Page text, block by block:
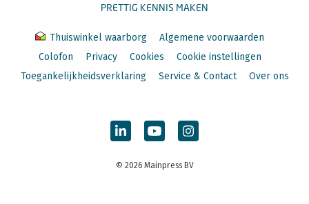
PRETTIG KENNIS MAKEN
Thuiswinkel waarborg
Algemene voorwaarden
Colofon
Privacy Cookies
Cookie instellingen
Toegankelijkheidsverklaring
Service & Contact Over ons
© 2026 Mainpress BV